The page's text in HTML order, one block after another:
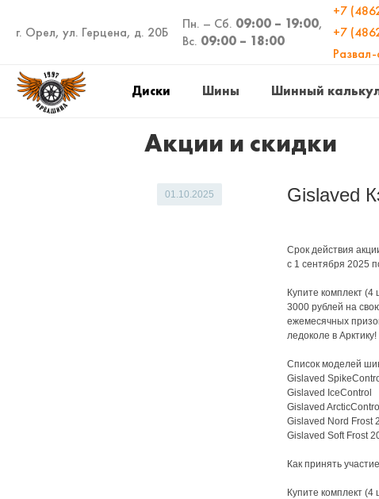
г. Орел, ул. Герцена, д. 20Б
Пн. – Сб. 09:00 – 19:00,
Вс. 09:00 – 18:00
+7
+7
Диски Шины Шинный
Акции и скидки
01.10.2025 Gislaved
Срок действия
с 1 сентября 2025
Купите комплект
3000 рублей на
ежемесячных
ледоколе в Арктику!
Список моделей
Gislaved
Gislaved IceControl
Gislaved ArcticControl
Gislaved Nord Frost
Gislaved Soft Frost
Как принять
Купите комплект